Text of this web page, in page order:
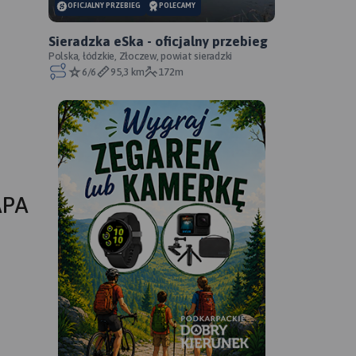
OFICJALNY PRZEBIEG POLECAMY
Sieradzka eSka - oficjalny przebieg
Polska, łódzkie, Złoczew, powiat sieradzki
6/6
95,3 km 172m